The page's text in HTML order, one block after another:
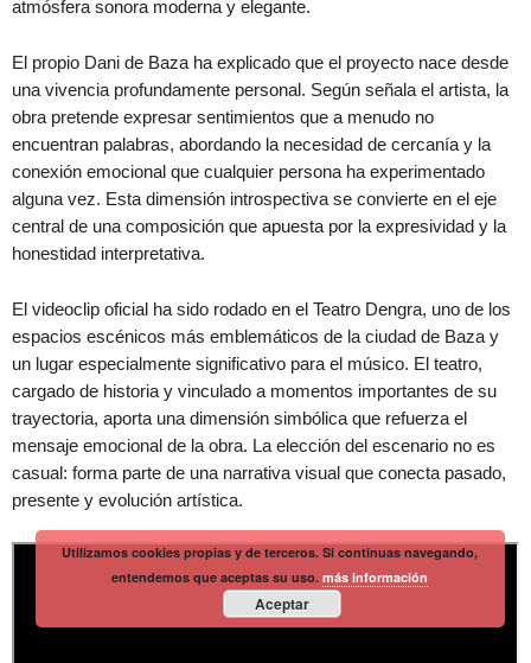
atmósfera sonora moderna y elegante.
El propio Dani de Baza ha explicado que el proyecto nace desde
una vivencia profundamente personal. Según señala el artista, la
obra pretende expresar sentimientos que a menudo no
encuentran palabras, abordando la necesidad de cercanía y la
conexión emocional que cualquier persona ha experimentado
alguna vez. Esta dimensión introspectiva se convierte en el eje
central de una composición que apuesta por la expresividad y la
honestidad interpretativa.
El videoclip oficial ha sido rodado en el Teatro Dengra, uno de los
espacios escénicos más emblemáticos de la ciudad de Baza y
un lugar especialmente significativo para el músico. El teatro,
cargado de historia y vinculado a momentos importantes de su
trayectoria, aporta una dimensión simbólica que refuerza el
mensaje emocional de la obra. La elección del escenario no es
casual: forma parte de una narrativa visual que conecta pasado,
presente y evolución artística.
Utilizamos cookies propias y de terceros. Si continuas navegando,
entendemos que aceptas su uso.más información
Aceptar